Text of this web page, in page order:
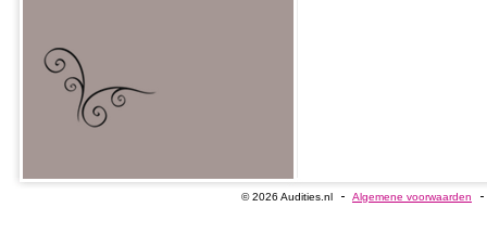
© 2026 Audities.nl Algemene voorwaarden